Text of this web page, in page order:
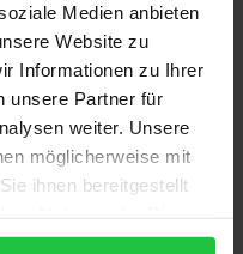
Medien anbieten
Website zu
Informationen zu Ihrer
unsere Partner für
weiter. Unsere
möglicherweise mit
ihnen bereitgestellt